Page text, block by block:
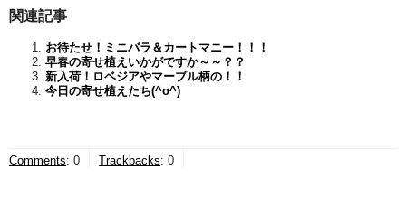
関連記事
お待たせ！ミニバラ＆カートマニー！！！
早春の寄せ植えいかがですか～～？？
新入荷！ロベジアやマーブル柄の！！
今日の寄せ植えたち(^o^)
Comments: 0 Trackbacks: 0